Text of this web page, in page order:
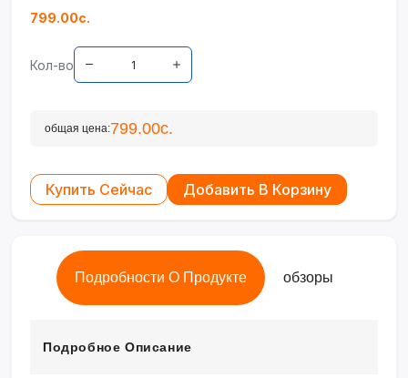
799.00с.
Кол-во
общая цена:799.00с.
Купить Сейчас Добавить В Корзину
Подробности О Продукте обзоры
Подробное Описание